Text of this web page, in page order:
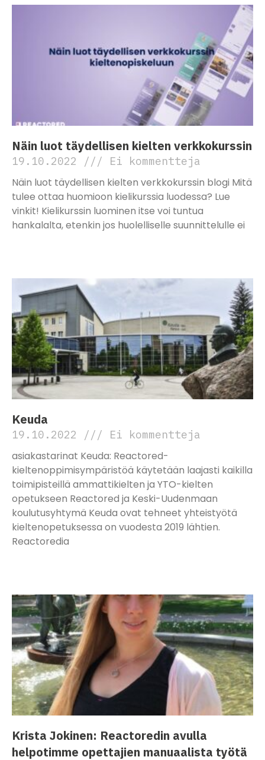
Näin luot täydellisen kielten verkkokurssin
19.10.2022
Ei kommentteja
Näin luot täydellisen kielten verkkokurssin blogi Mitä
tulee ottaa huomioon kielikurssia luodessa? Lue
vinkit! Kielikurssin luominen itse voi tuntua
hankalalta, etenkin jos huolelliselle suunnittelulle ei
Keuda
19.10.2022
Ei kommentteja
asiakastarinat Keuda: Reactored-
kieltenoppimisympäristöä käytetään laajasti kaikilla
toimipisteillä ammattikielten ja YTO-kielten
opetukseen Reactored ja Keski-Uudenmaan
koulutusyhtymä Keuda ovat tehneet yhteistyötä
kieltenopetuksessa on vuodesta 2019 lähtien.
Reactoredia
Krista Jokinen: Reactoredin avulla
helpotimme opettajien manuaalista työtä